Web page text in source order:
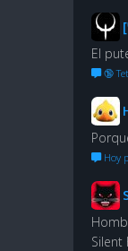
El
🔞
Hoy
Silent